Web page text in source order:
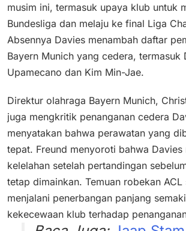
musim ini, termasuk upaya klub untuk
Bundesliga dan melaju ke final Liga
Absennya Davies menambah daftar
Bayern Munich yang cedera, termasuk
Upamecano dan Kim Min-Jae.
Direktur olahraga Bayern Munich,
juga mengkritik penanganan cedera
menyatakan bahwa perawatan yang
tepat. Freund menyoroti bahwa Davies
kelelahan setelah pertandingan
tetap dimainkan. Temuan robekan ACL
menjalani penerbangan panjang
kekecewaan klub terhadap